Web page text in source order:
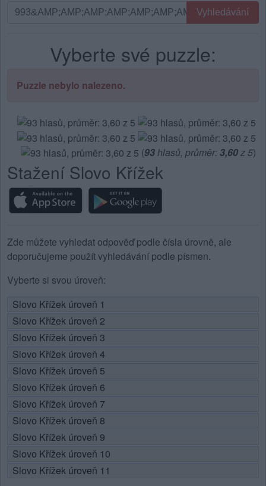
Vyhledávání
písmena
Vyhledávání
Vyberte své puzzle:
Puzzle nebylo nalezeno.
(93hlasů, průměr:3,60z 5)
Stažení Slovo Křížek
Zde můžete vyhledat odpověď podle čísla úrovně, ale
doporučujeme použít vyhledávání podle písmen.
Vyberte si svou úroveň:
Slovo Křížek úroveň 1
Slovo Křížek úroveň 2
Slovo Křížek úroveň 3
Slovo Křížek úroveň 4
Slovo Křížek úroveň 5
Slovo Křížek úroveň 6
Slovo Křížek úroveň 7
Slovo Křížek úroveň 8
Slovo Křížek úroveň 9
Slovo Křížek úroveň 10
Slovo Křížek úroveň 11